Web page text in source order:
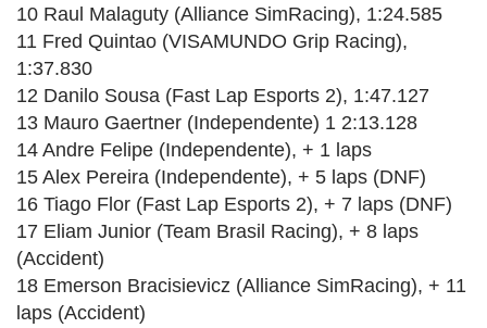
10 Raul Malaguty (Alliance SimRacing), 1:24.585
11 Fred Quintao (VISAMUNDO Grip Racing),
1:37.830
12 Danilo Sousa (Fast Lap Esports 2), 1:47.127
13 Mauro Gaertner (Independente) 1 2:13.128
14 Andre Felipe (Independente), + 1 laps
15 Alex Pereira (Independente), + 5 laps (DNF)
16 Tiago Flor (Fast Lap Esports 2), + 7 laps (DNF)
17 Eliam Junior (Team Brasil Racing), + 8 laps
(Accident)
18 Emerson Bracisievicz (Alliance SimRacing), + 11
laps (Accident)